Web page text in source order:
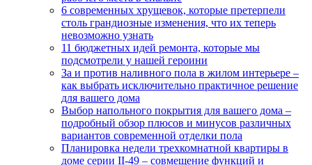
6 современных хрущевок, которые претерпели
столь грандиозные изменения, что их теперь
невозможно узнать
11 бюджетных идей ремонта, которые мы
подсмотрели у нашей героини
За и против наливного пола в жилом интерьере –
как выбрать исключительно практичное решение
для вашего дома
Выбор напольного покрытия для вашего дома –
подробный обзор плюсов и минусов различных
вариантов современной отделки пола
Планировка недели трехкомнатной квартиры в
доме серии II-49 – совмещение функций и